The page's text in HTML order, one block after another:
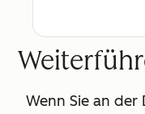
Wenn Sie an